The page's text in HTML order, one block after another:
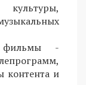
фильмы -
контента и